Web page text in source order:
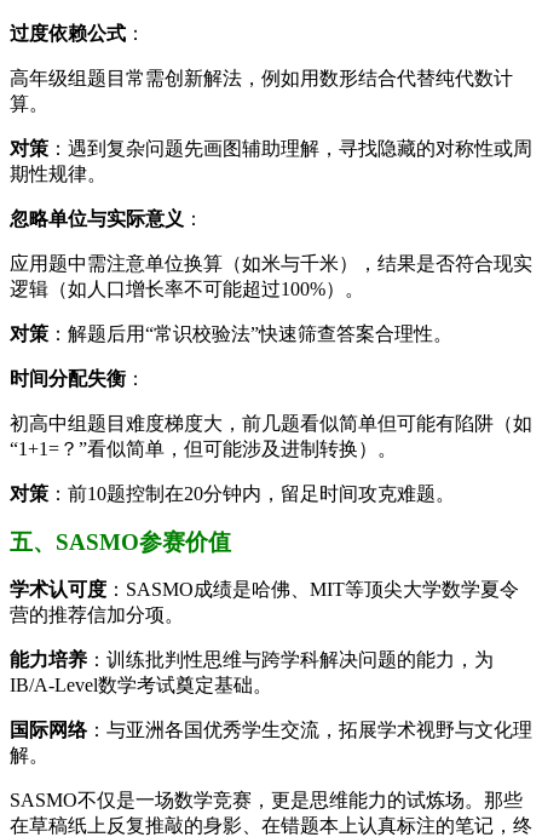
过度依赖公式 ：
高年级组题目常需创新解法，例如用数形结合代替纯代数计
算。
对策 ：遇到复杂问题先画图辅助理解，寻找隐藏的对称性或周
期性规律。
忽略单位与实际意义 ：
应用题中需注意单位换算（如米与千米），结果是否符合现实
逻辑（如人口增长率不可能超过100%）。
对策 ：解题后用“常识校验法”快速筛查答案合理性。
时间分配失衡 ：
初高中组题目难度梯度大，前几题看似简单但可能有陷阱（如
“1+1=？”看似简单，但可能涉及进制转换）。
对策 ：前10题控制在20分钟内，留足时间攻克难题。
五、SASMO参赛价值
学术认可度 ：SASMO成绩是哈佛、MIT等顶尖大学数学夏令
营的推荐信加分项。
能力培养 ：训练批判性思维与跨学科解决问题的能力，为
IB/A-Level数学考试奠定基础。
国际网络：与亚洲各国优秀学生交流，拓展学术视野与文化理
解。
SASMO不仅是一场数学竞赛，更是思维能力的试炼场。那些
在草稿纸上反复推敲的身影、在错题本上认真标注的笔记，终